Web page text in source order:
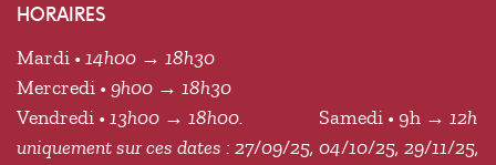
HORAIRES
Mardi • 14h00 → 18h30
Mercredi • 9h00 → 18h30
Vendredi • 13h00 → 18h00. Samedi • 9h → 12h
uniquement sur ces dates : 27/09/25, 04/10/25, 29/11/25,